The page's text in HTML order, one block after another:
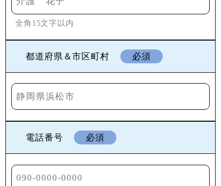
全角15文字以内
都道府県＆市区町村 必須
電話番号 必須